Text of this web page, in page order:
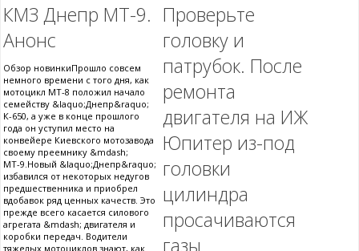
КМЗ Днепр МТ-9.
Анонс
Обзор новинкиПрошло совсем
немного времени с того дня, как
мотоцикл МТ-8 положил начало
семейству &laquo;Днепр&raquo;
К-650, а уже в конце прошлого
года он уступил место на
конвейере Киевского мотозавода
своему преемнику &mdash;
МТ-9.Новый &laquo;Днепр&raquo;
избавился от некоторых недугов
предшественника и приобрел
вдобавок ряд ценных качеств. Это
прежде всего касается силового
агрегата &mdash; двигателя и
коробки передач. Водители
тяжелых мотоциклов знают, как
Проверьте
головку и
патрубок. После
ремонта
двигателя на ИЖ
Юпитер из-под
головки
цилиндра
просачиваются
газы